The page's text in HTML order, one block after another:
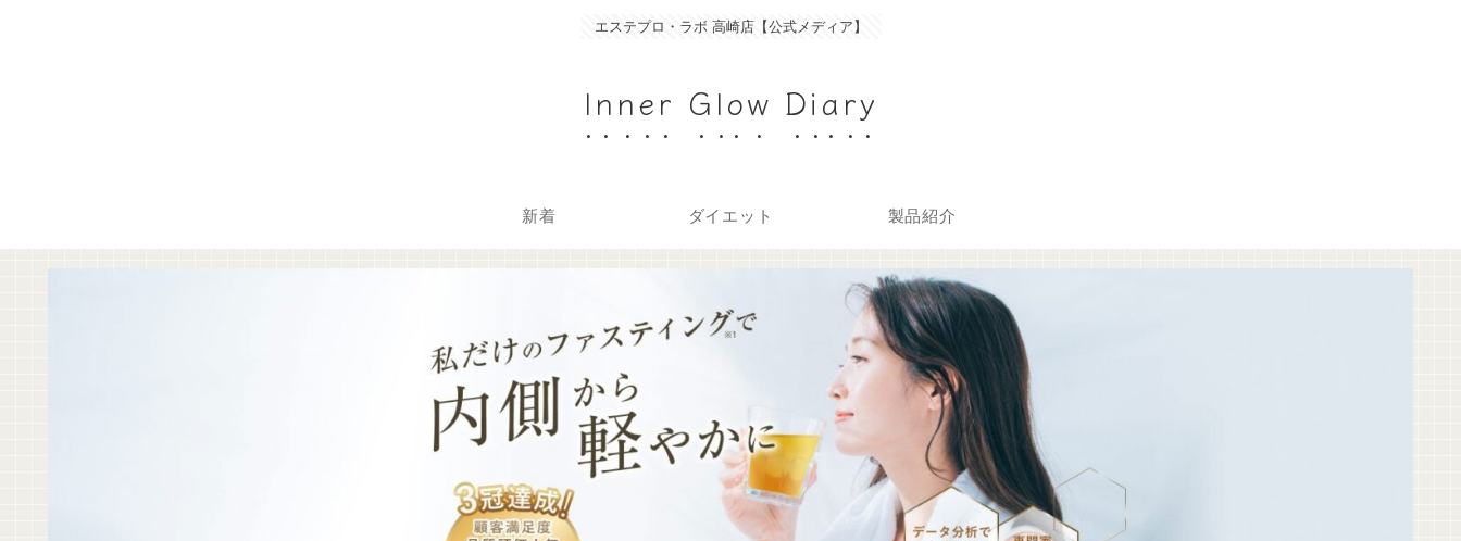
エステプロ・ラボ 高崎店【公式メディア】
Inner Glow Diary
新着 ダイエット 製品紹介